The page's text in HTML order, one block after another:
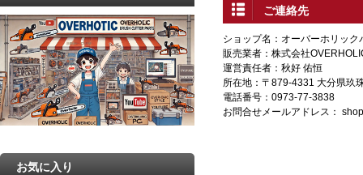
ご連絡先
ショップ名：オーバーホリック
販売業者：株式会社
運営責任者：秋好 佑恒
所在地：〒879-4331 大分県玖
電話番号：0973-77-3838
お問合せメールアドレス：
お気に入り